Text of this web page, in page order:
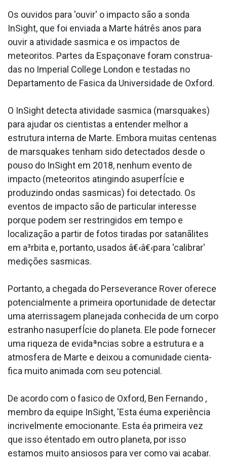
Os ouvidos para 'ouvir' o impacto são a sonda
InSight, que foi enviada a Marte hátrês anos para
ouvir a atividade sa­smica e os impactos de
meteoritos. Partes da Espaçonave foram construa­
das no Imperial College London e testadas no
Departamento de Fa­sica da Universidade de Oxford.
O InSight detecta atividade sa­smica (marsquakes)
para ajudar os cientistas a entender melhor a
estrutura interna de Marte. Embora muitas centenas
de marsquakes tenham sido detectados desde o
pouso do InSight em 2018, nenhum evento de
impacto (meteoritos atingindo asuperfÍcie e
produzindo ondas sa­smicas) foi detectado. Os
eventos de impacto são de particular interesse
porque podem ser restringidos em tempo e
localização a partir de fotos tiradas por satanãlites
em a³rbita e, portanto, usados â€‹â€‹para 'calibrar'
medições sa­smicas.
Portanto, a chegada do Perseverance Rover oferece
potencialmente a primeira oportunidade de detectar
uma aterrissagem planejada conhecida de um corpo
estranho nasuperfÍcie do planeta. Ele pode fornecer
uma riqueza de evidaªncias sobre a estrutura e a
atmosfera de Marte e deixou a comunidade cienta­
fica muito animada com seu potencial.
De acordo com o fa­sico de Oxford, Ben Fernando ,
membro da equipe InSight, 'Esta éuma experiência
incrivelmente emocionante. Esta éa primeira vez
que isso étentado em outro planeta, por isso
estamos muito ansiosos para ver como vai acabar.